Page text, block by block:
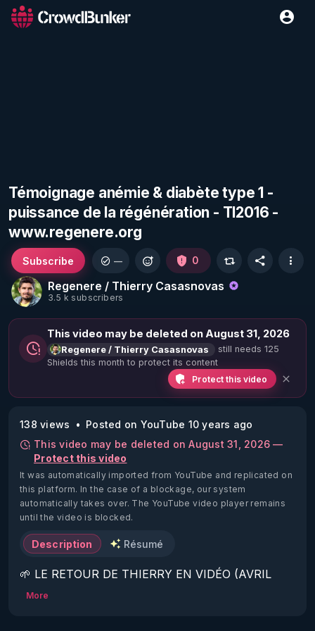
Témoignage anémie & diabète type 1 -
puissance de la régénération - TI2016 -
www.regenere.org
Regenere / Thierry Casasnovas
3.5 k subscribers
Subscribe — 0
This video may be deleted on August 31, 2026
Regenere / Thierry Casasnovas
still needs 125
Shields this month to protect its content
Protect this video
138 views
Posted on YouTube 10 years ago
This video may be deleted on August 31, 2026 —
Protect this video
It was automatically imported from YouTube and replicated on
this platform. In the case of a blockage, our system
automatically takes over. The YouTube video player remains
until the video is blocked.
Description Résumé
🌱 LE RETOUR DE THIERRY EN VIDÉO (AVRIL
2022)!
More